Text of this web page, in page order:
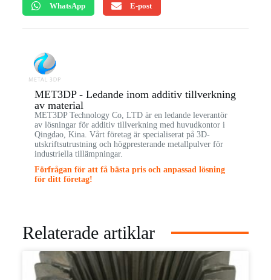
WhatsApp E-post
MET3DP - Ledande inom additiv tillverkning
av material
MET3DP Technology Co, LTD är en ledande leverantör
av lösningar för additiv tillverkning med huvudkontor i
Qingdao, Kina. Vårt företag är specialiserat på 3D-
utskriftsutrustning och högpresterande metallpulver för
industriella tillämpningar.
Förfrågan för att få bästa pris och anpassad lösning
för ditt företag!
Relaterade artiklar